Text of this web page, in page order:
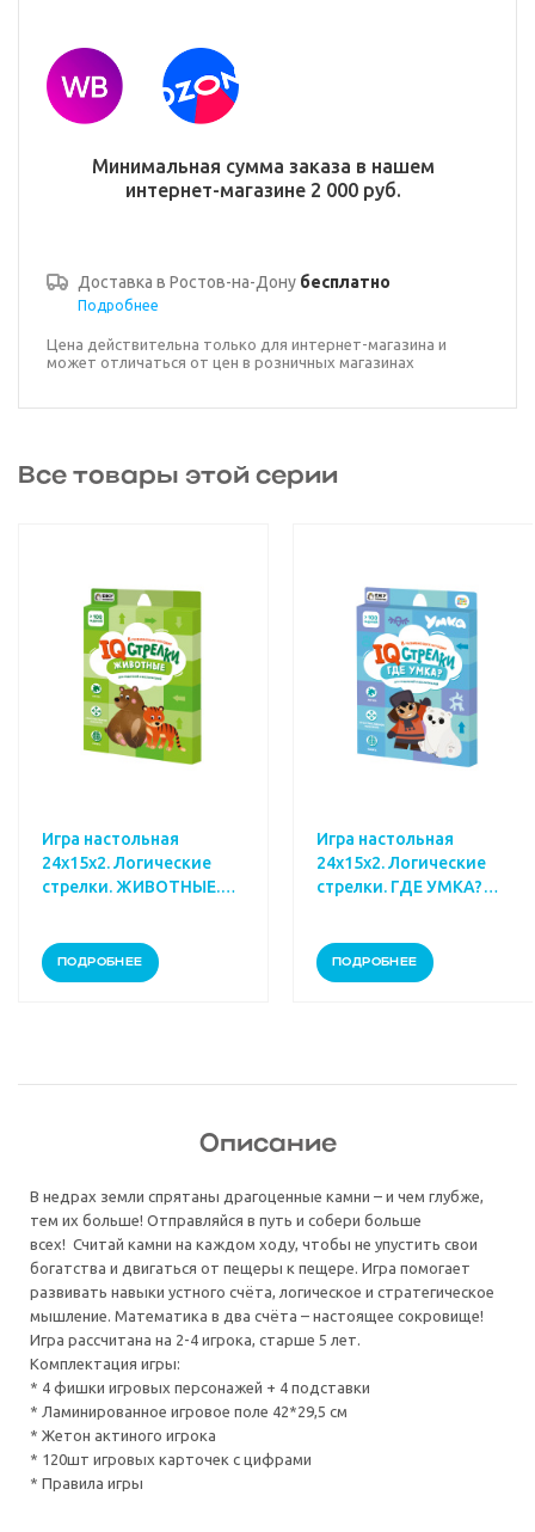
Минимальная сумма заказа в нашем
интернет-магазине 2 000 руб.
Доставка в Ростов-на-Дону бесплатно
Подробнее
Цена действительна только для интернет-магазина и
может отличаться от цен в розничных магазинах
Все товары этой серии
Игра настольная
24х15х2. Логические
стрелки. ЖИВОТНЫЕ.
ПОДРОБНЕЕ
Игра настольная
24х15х2. Логические
стрелки. ГДЕ УМКА?
ПОДРОБНЕЕ
Описание
В недрах земли спрятаны драгоценные камни – и чем глубже,
тем их больше! Отправляйся в путь и собери больше
всех! Считай камни на каждом ходу, чтобы не упустить свои
богатства и двигаться от пещеры к пещере. Игра помогает
развивать навыки устного счёта, логическое и стратегическое
мышление. Математика в два счёта – настоящее сокровище!
Игра рассчитана на 2-4 игрока, старше 5 лет.
Комплектация игры:
* 4 фишки игровых персонажей + 4 подставки
* Ламинированное игровое поле 42*29,5 см
* Жетон актиного игрока
* 120шт игровых карточек с цифрами
* Правила игры